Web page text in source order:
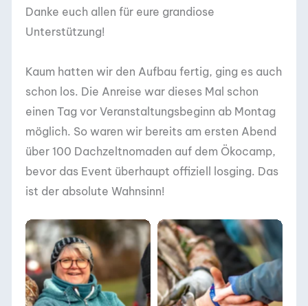
Danke euch allen für eure grandiose
Unterstützung!
Kaum hatten wir den Aufbau fertig, ging es auch
schon los. Die Anreise war dieses Mal schon
einen Tag vor Veranstaltungsbeginn ab Montag
möglich. So waren wir bereits am ersten Abend
über 100 Dachzeltnomaden auf dem Ökocamp,
bevor das Event überhaupt offiziell losging. Das
ist der absolute Wahnsinn!
DACHZELT
SILVESTER CAMP
DACHZELT
SILVESTER CAMP